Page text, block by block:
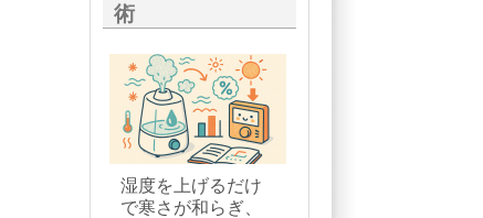
術
湿度を上げるだけ
で寒さが和らぎ、